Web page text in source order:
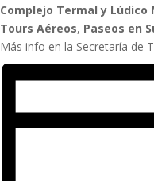
Complejo Termal y Lúdico
Tours Aéreos, Paseos en
Más info en la Secretaría de